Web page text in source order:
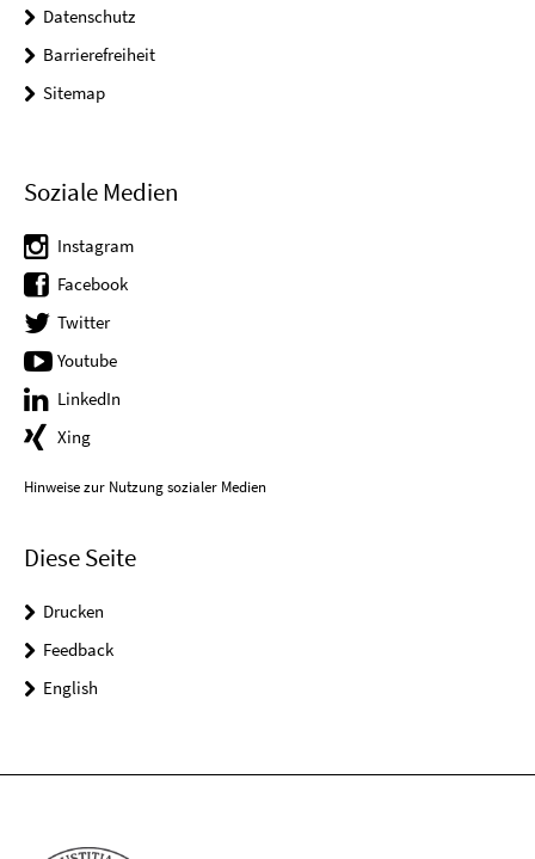
Datenschutz
Barrierefreiheit
Sitemap
Soziale Medien
Instagram
Facebook
Twitter
Youtube
LinkedIn
Xing
Hinweise zur Nutzung sozialer Medien
Diese Seite
Drucken
Feedback
English